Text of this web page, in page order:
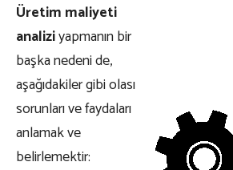
Üretim maliyeti
analiziyapmanın bir
başka nedeni de,
aşağıdakiler gibi olası
sorunları ve faydaları
anlamak ve
belirlemektir: